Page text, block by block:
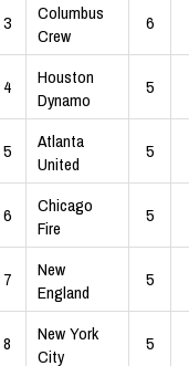
3
Columbus
Crew
6
4
Houston
Dynamo
5
5
Atlanta
United
5
6
Chicago
Fire
5
7
New
England
5
8
New York
City
5